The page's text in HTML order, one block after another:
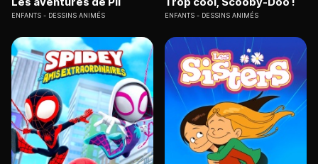
ENFANTS DESSINS ANIMÉS ENFANTS DESSINS ANIMÉS